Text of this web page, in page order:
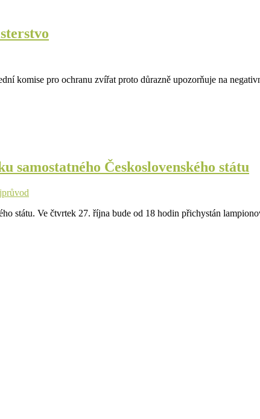
komise pro ochranu zvířat proto důrazně upozorňuje na
Československého státu
průvod
státu. Ve čtvrtek 27. října bude od 18 hodin přichystán